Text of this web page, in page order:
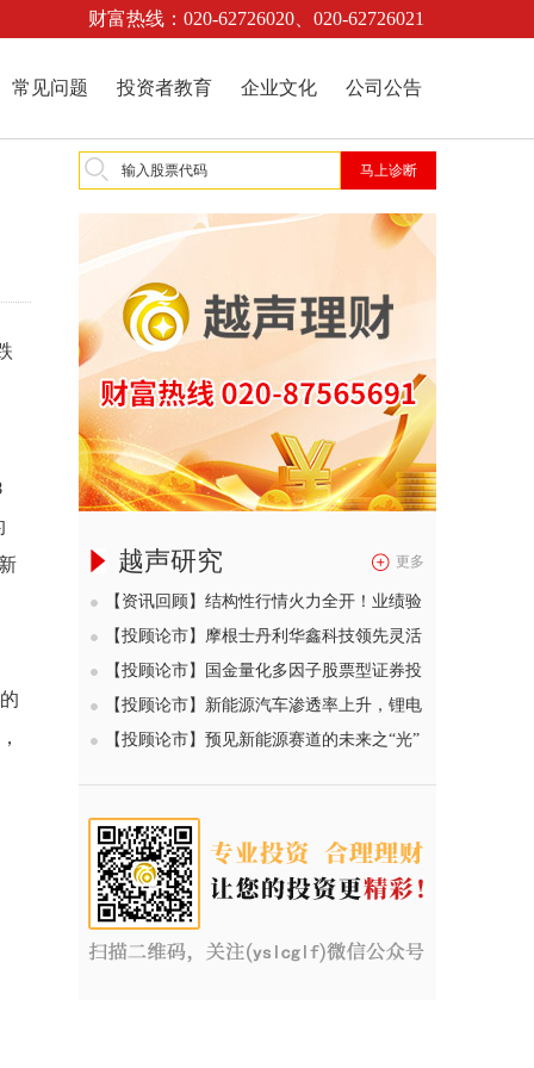
财富热线：020-62726020、020-62726021
常见问题 投资者教育 企业文化 公司公告
越声研究 更多
【资讯回顾】结构性行情火力全开！业绩验
证期叠加景气赛道爆发，AI 算力、光通
信、PCB三大主线贯穿本月
【投顾论市】摩根士丹利华鑫科技领先灵活
配置混合型证券投资基金（002707）——困
境翻转的机器人将迎来蓝海市场？
【投顾论市】国金量化多因子股票型证券投
资基金（006195）——618搭台元宇宙大秀
【投顾论市】新能源汽车渗透率上升，锂电
产业链前景远大！
【投顾论市】预见新能源赛道的未来之“光”